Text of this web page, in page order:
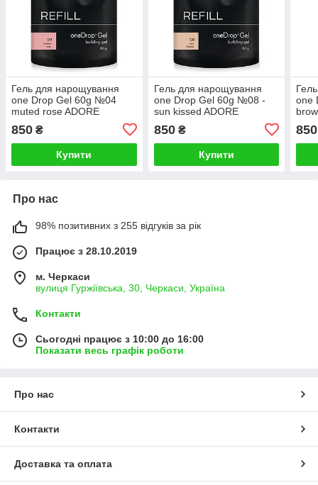
Гель для нарощування
one Drop Gel 60g №04
muted rose ADORE
850 ₴
Купити
Гель для нарощування
one Drop Gel 60g №08 -
sun kissed ADORE
850₴
Купити
one
850
Про нас
98% позитивних з 255 відгуків за рік
Працює з 28.10.2019
м. Черкаси
вулиця Гуржіївська, 30, Черкаси, Україна
Контакти
Сьогодні працює з 10:00 до 16:00
Показати весь графік роботи
Про нас
Контакти
Доставка та оплата